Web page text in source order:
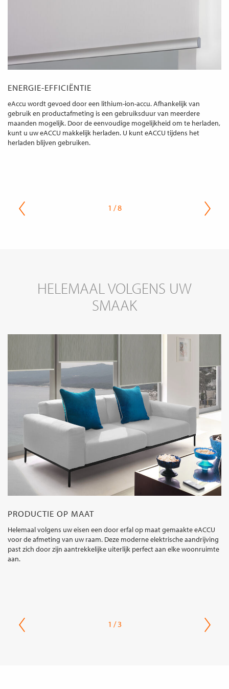
ENERGIE-EFFICIËNTIE
eAccu wordt gevoed door een lithium-ion-accu. Afhankelijk van
gebruik en productafmeting is een gebruiksduur van meerdere
maanden mogelijk. Door de eenvoudige mogelijkheid om te herladen,
kunt u uw eACCU makkelijk herladen. U kunt eACCU tijdens het
herladen blijven gebruiken.
1 / 8
HELEMAAL VOLGENS UW
SMAAK
1 / 3
PRODUCTIE OP MAAT
Helemaal volgens uw eisen een door erfal op maat gemaakte eACCU
voor de afmeting van uw raam. Deze moderne elektrische aandrijving
past zich door zijn aantrekkelijke uiterlijk perfect aan elke woonruimte
aan.